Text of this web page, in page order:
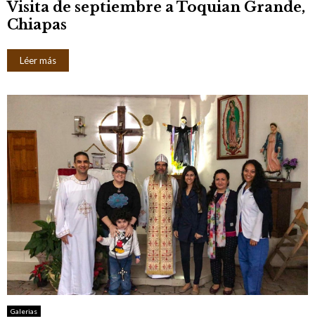
Visita de septiembre a Toquian Grande,
Chiapas
Léer más
Galerias